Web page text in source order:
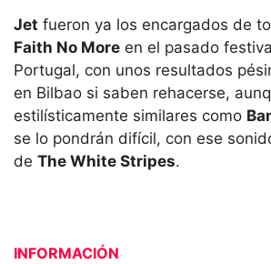
Jet fueron ya los encargados de
Faith No More en el pasado
Portugal, con unos resultados
en Bilbao si saben rehacerse,
estilísticamente similares como
se lo pondrán difícil, con ese
de The White Stripes.
INFORMACIÓN